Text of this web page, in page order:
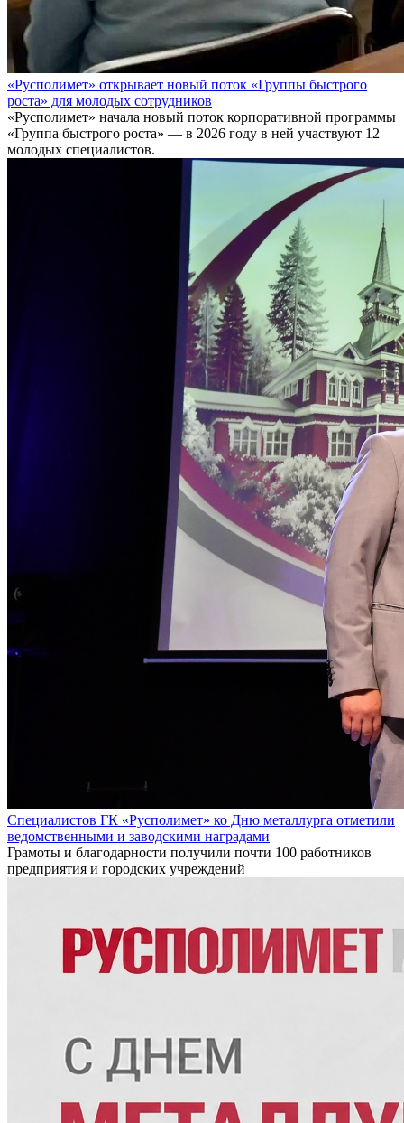
«Русполимет» открывает новый поток «Группы быстрого
роста» для молодых сотрудников
«Русполимет» начала новый поток корпоративной программы
«Группа быстрого роста» — в 2026 году в ней участвуют 12
молодых специалистов.
Специалистов ГК «Русполимет» ко Дню металлурга отметили
ведомственными и заводскими наградами
Грамоты и благодарности получили почти 100 работников
предприятия и городских учреждений